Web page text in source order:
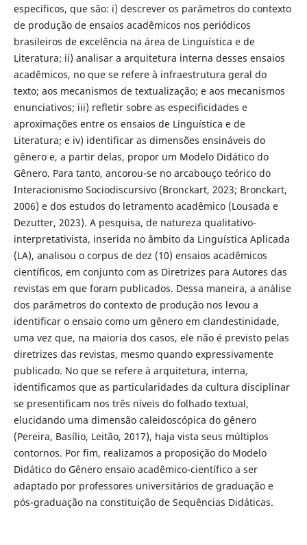
específicos, que são: i) descrever os parâmetros do contexto
de produção de ensaios acadêmicos nos periódicos
brasileiros de excelência na área de Linguística e de
Literatura; ii) analisar a arquitetura interna desses ensaios
acadêmicos, no que se refere à infraestrutura geral do
texto; aos mecanismos de textualização; e aos mecanismos
enunciativos; iii) refletir sobre as especificidades e
aproximações entre os ensaios de Linguística e de
Literatura; e iv) identificar as dimensões ensináveis do
gênero e, a partir delas, propor um Modelo Didático do
Gênero. Para tanto, ancorou-se no arcabouço teórico do
Interacionismo Sociodiscursivo (Bronckart, 2023; Bronckart,
2006) e dos estudos do letramento acadêmico (Lousada e
Dezutter, 2023). A pesquisa, de natureza qualitativo-
interpretativista, inserida no âmbito da Linguística Aplicada
(LA), analisou o corpus de dez (10) ensaios acadêmicos
científicos, em conjunto com as Diretrizes para Autores das
revistas em que foram publicados. Dessa maneira, a análise
dos parâmetros do contexto de produção nos levou a
identificar o ensaio como um gênero em clandestinidade,
uma vez que, na maioria dos casos, ele não é previsto pelas
diretrizes das revistas, mesmo quando expressivamente
publicado. No que se refere à arquitetura, interna,
identificamos que as particularidades da cultura disciplinar
se presentificam nos três níveis do folhado textual,
elucidando uma dimensão caleidoscópica do gênero
(Pereira, Basílio, Leitão, 2017), haja vista seus múltiplos
contornos. Por fim, realizamos a proposição do Modelo
Didático do Gênero ensaio acadêmico-científico a ser
adaptado por professores universitários de graduação e
pós-graduação na constituição de Sequências Didáticas.